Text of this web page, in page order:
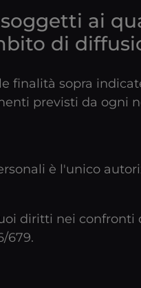
ai
di
finalità sopra
previsti da ogni
è l'unico
diritti nei
679.